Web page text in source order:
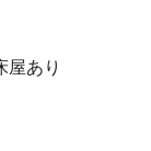
あり